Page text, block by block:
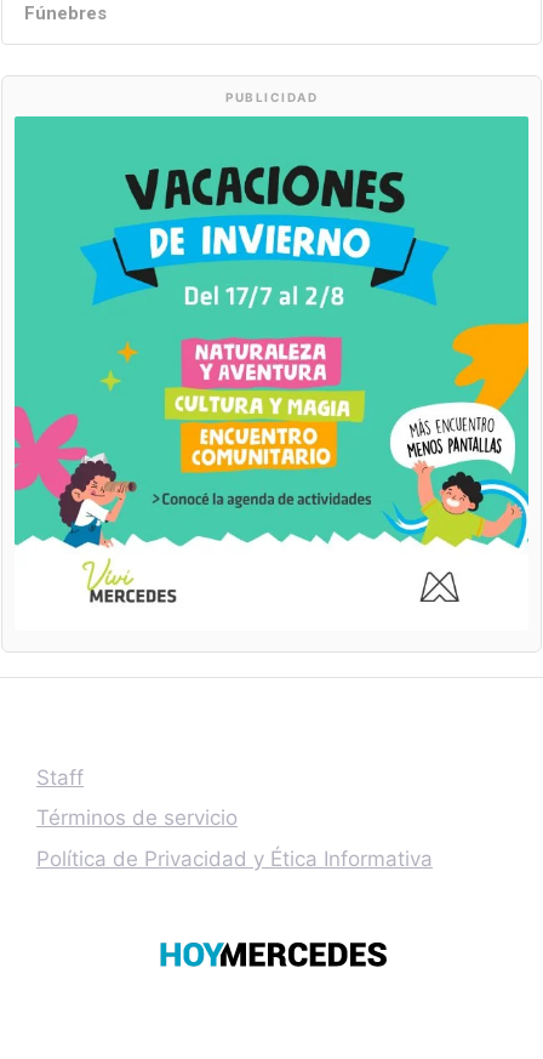
Fúnebres
PUBLICIDAD
Staff
Términos de servicio
Política de Privacidad y Ética Informativa